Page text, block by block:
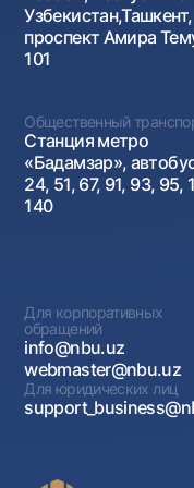
Узбекистан,Ташкент,
проспект Амира
101
Общественный
Станция метро
«Бадамзар»,
24, 51, 67, 91, 93, 95,
140
Для корпоративных
обращений
info@nbu.uz
webmaster@nbu.uz
Для юридических лиц